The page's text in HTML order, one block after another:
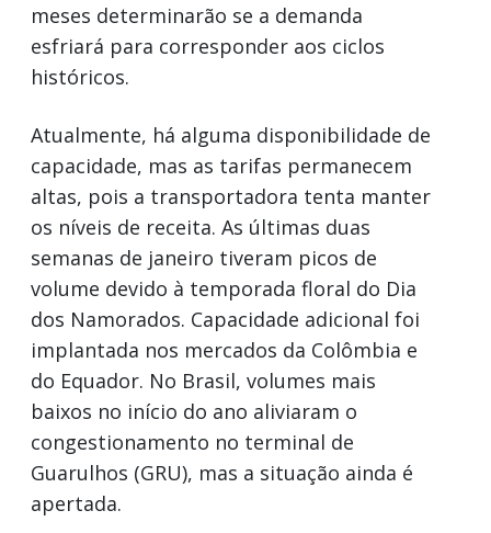
meses determinarão se a demanda
esfriará para corresponder aos ciclos
históricos.
Atualmente, há alguma disponibilidade de
capacidade, mas as tarifas permanecem
altas, pois a transportadora tenta manter
os níveis de receita. As últimas duas
semanas de janeiro tiveram picos de
volume devido à temporada floral do Dia
dos Namorados. Capacidade adicional foi
implantada nos mercados da Colômbia e
do Equador. No Brasil, volumes mais
baixos no início do ano aliviaram o
congestionamento no terminal de
Guarulhos (GRU), mas a situação ainda é
apertada.